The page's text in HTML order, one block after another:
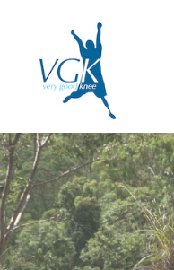
content